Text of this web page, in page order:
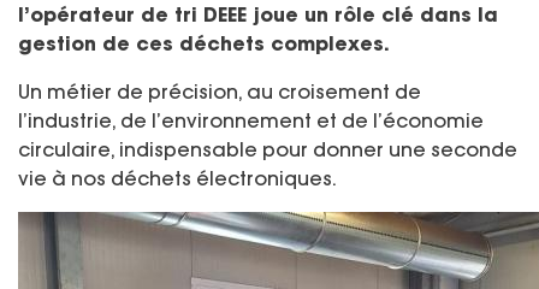
l’opérateur de tri DEEE joue un rôle clé dans la
gestion de ces déchets complexes.
Un métier de précision, au croisement de
l’industrie, de l’environnement et de l’économie
circulaire, indispensable pour donner une seconde
vie à nos déchets électroniques.